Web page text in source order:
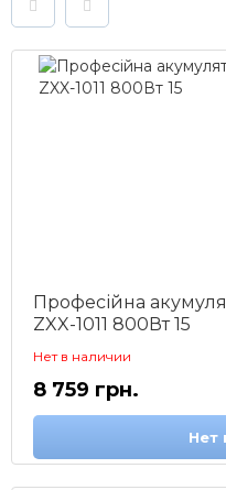
Професійна
ZXX-1011 800Вт 15
Нет в наличии
8 759 грн.
Нет